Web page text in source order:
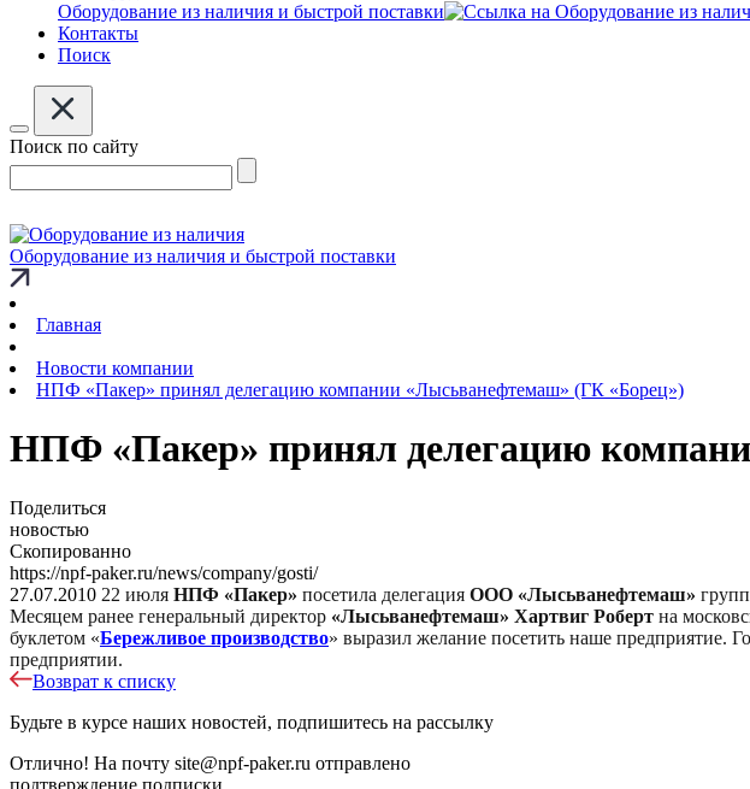
Оборудование из наличия и быстрой поставки
Контакты
Поиск
Поиск по сайту
Оборудование из наличия и быстрой поставки
Главная
Новости компании
НПФ «Пакер» принял делегацию компании «Лысьванефтемаш» (ГК «Борец»)
НПФ «Пакер» принял делегацию
Поделиться
новостью
Скопированно
https://npf-paker.ru/news/company/gosti/
27.07.2010 22 июля НПФ «Пакер» посетила делегация ООО «Лысьванефтемаш»
Месяцем ранее генеральный директор «Лысьванефтемаш» Хартвиг Роберт на
буклетом «Бережливое производство» выразил желание посетить наше предприятие.
предприятии.
Возврат к списку
Будьте в курсе наших новостей, подпишитесь на рассылку
Отлично! На почту site@npf-paker.ru отправлено
подтверждение подписки